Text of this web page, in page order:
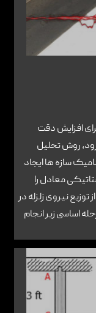
افزایش دقت
روش تحلیل
سازه ها ایجاد
معادل را
نیروی زلزله در
اساسی زیر انجام